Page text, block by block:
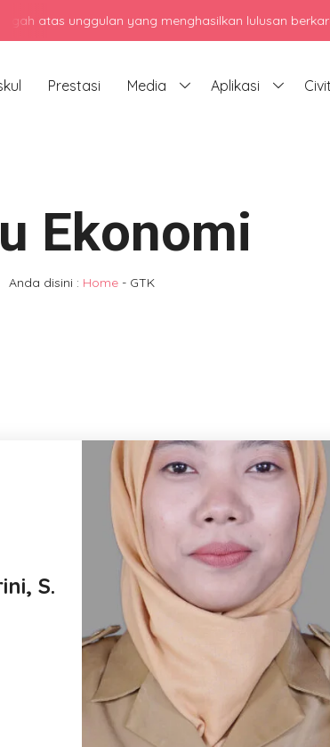
atas unggulan yang menghasilkan lulusan
Prestasi Media Aplikasi
Ekonomi
Anda disini : Home - GTK
S.